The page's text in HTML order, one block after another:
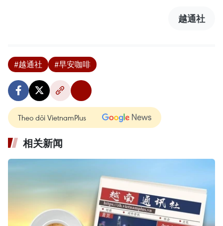
越通社
#越通社 #早安咖啡
Theo dõi VietnamPlus
相关新闻